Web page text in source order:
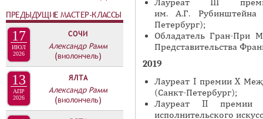
в
к
л
а
а
)
им. А.Г. Рубинштейна
Петербург);
Обладатель Гран-При
Представительства
2019
Лауреат I премии X
(Санкт-Петербург);
Лауреат II премии
исполнительского
ПРЕДЫДУЩИЕ МАСТЕР-КЛАССЫ
17
ИЮЛ
2026
СОЧИ
Александр Рамм
(виолончель)
13
АПР
2026
ЯЛТА
Александр Рамм
(виолончель)